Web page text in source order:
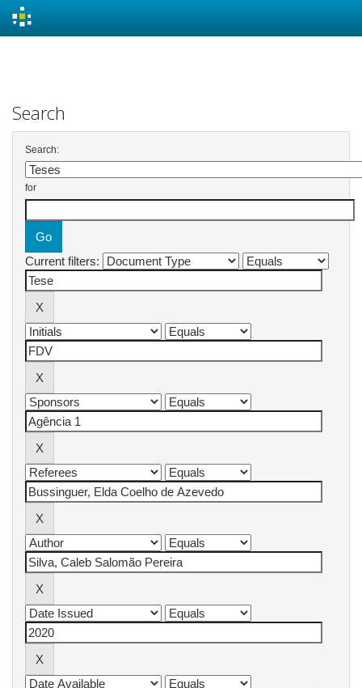
Search
Search:
for
Current filters: